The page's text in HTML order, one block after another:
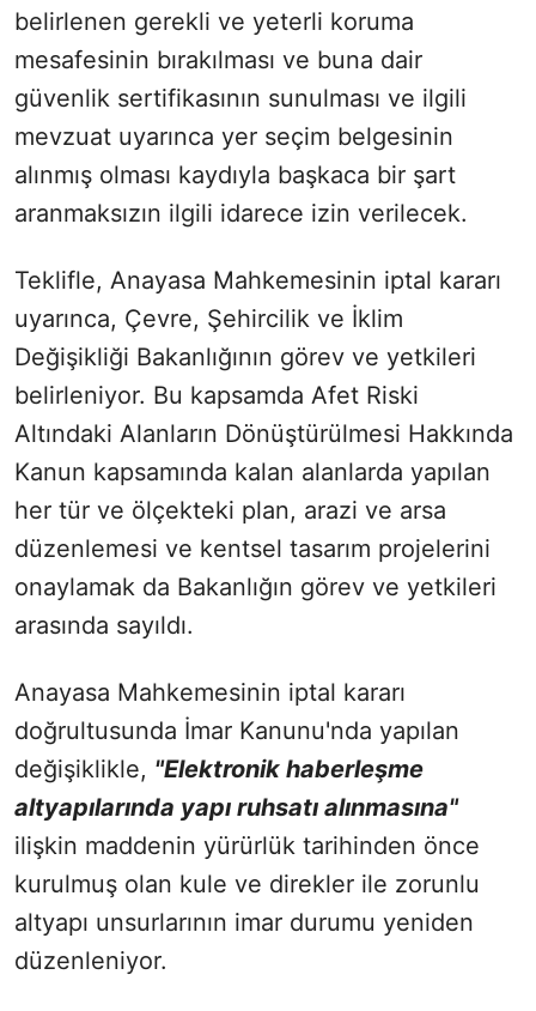
belirlenen gerekli ve yeterli koruma
mesafesinin bırakılması ve buna dair
güvenlik sertifikasının sunulması ve ilgili
mevzuat uyarınca yer seçim belgesinin
alınmış olması kaydıyla başkaca bir şart
aranmaksızın ilgili idarece izin verilecek.
Teklifle, Anayasa Mahkemesinin iptal kararı
uyarınca, Çevre, Şehircilik ve İklim
Değişikliği Bakanlığının görev ve yetkileri
belirleniyor. Bu kapsamda Afet Riski
Altındaki Alanların Dönüştürülmesi Hakkında
Kanun kapsamında kalan alanlarda yapılan
her tür ve ölçekteki plan, arazi ve arsa
düzenlemesi ve kentsel tasarım projelerini
onaylamak da Bakanlığın görev ve yetkileri
arasında sayıldı.
Anayasa Mahkemesinin iptal kararı
doğrultusunda İmar Kanunu'nda yapılan
değişiklikle, "Elektronik haberleşme
altyapılarında yapı ruhsatı alınmasına"
ilişkin maddenin yürürlük tarihinden önce
kurulmuş olan kule ve direkler ile zorunlu
altyapı unsurlarının imar durumu yeniden
düzenleniyor.